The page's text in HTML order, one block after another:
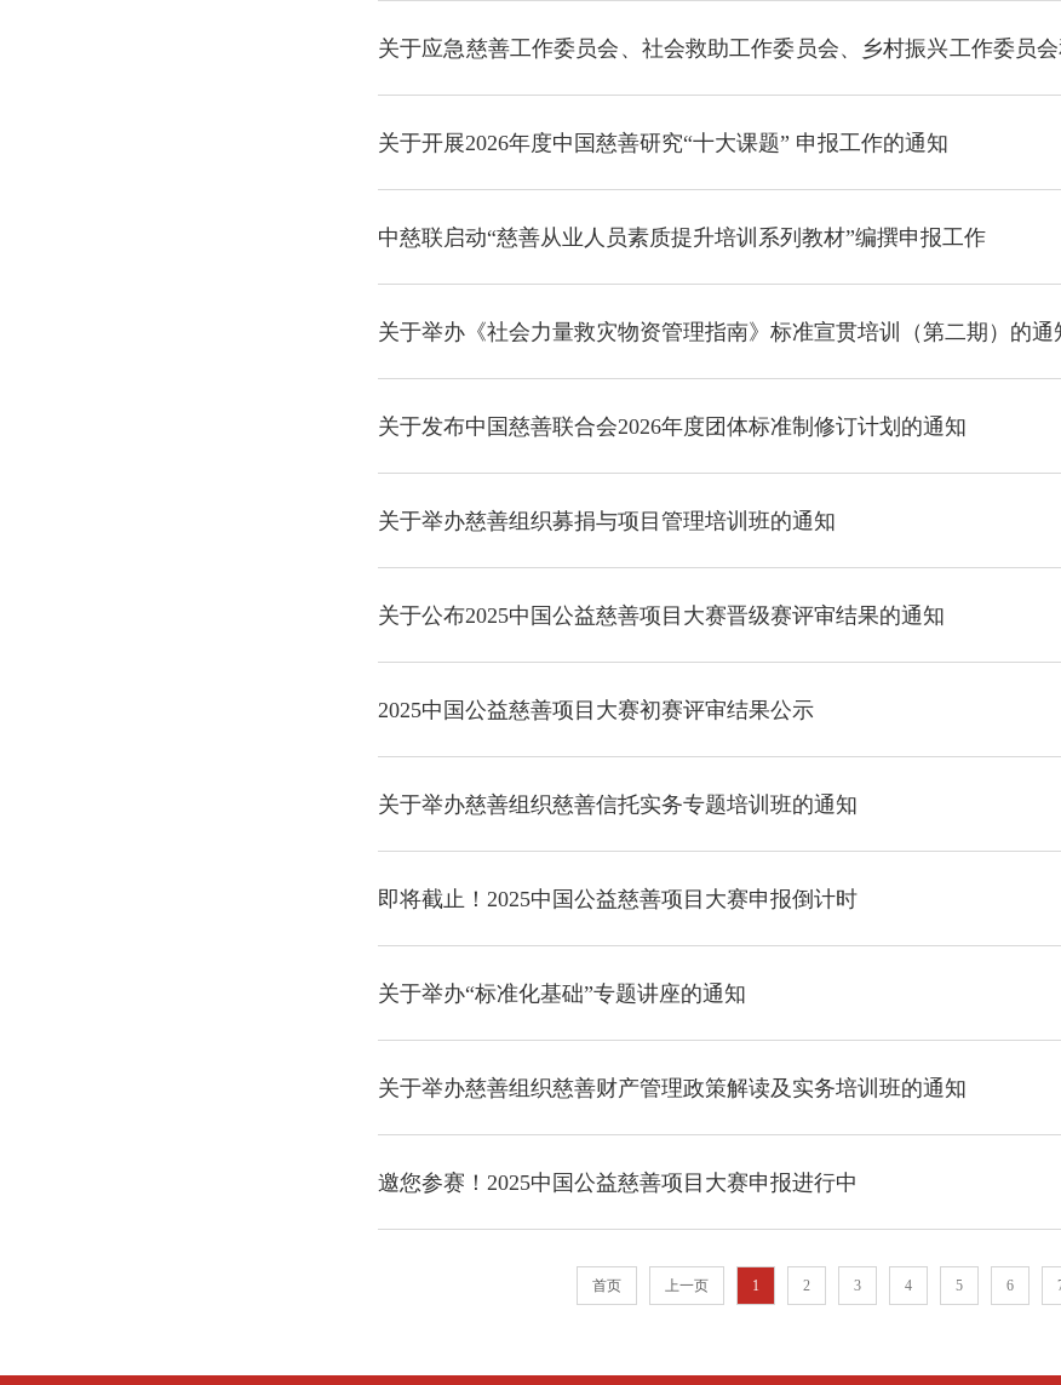
关于应急慈善工作委员会、社会救助工作委员会、乡村振兴工作委员
的公告
关于开展2026年度中国慈善研究“十大课题” 申报工作的通知
中慈联启动“慈善从业人员素质提升培训系列教材”编撰申报工作
关于举办《社会力量救灾物资管理指南》标准宣贯培训（第二期）的通
关于发布中国慈善联合会2026年度团体标准制修订计划的通知
关于举办慈善组织募捐与项目管理培训班的通知
关于公布2025中国公益慈善项目大赛晋级赛评审结果的通知
2025中国公益慈善项目大赛初赛评审结果公示
关于举办慈善组织慈善信托实务专题培训班的通知
即将截止！2025中国公益慈善项目大赛申报倒计时
关于举办“标准化基础”专题讲座的通知
关于举办慈善组织慈善财产管理政策解读及实务培训班的通知
邀您参赛！2025中国公益慈善项目大赛申报进行中
首页 上一页 1 2 3 4 5 6